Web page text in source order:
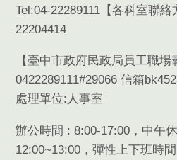
Tel:04-22289111【各科室聯絡
22204414
【臺中市政府民政局員工職場
0422289111#29066 信箱
處理單位:人事室
辦公時間 : 8:00-17:00，中午
12:00~13:00，彈性上下班時間